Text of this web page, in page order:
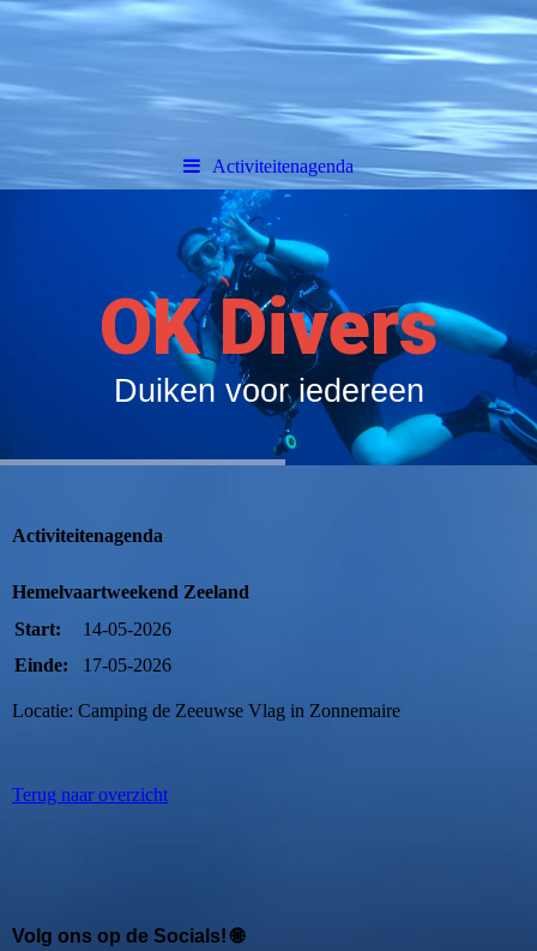
Activiteitenagenda
OK Divers
Duiken voor iedereen
Activiteitenagenda
Hemelvaartweekend Zeeland
Start:
14-05-2026
Einde:
17-05-2026
Locatie: Camping de Zeeuwse Vlag in Zonnemaire
Terug naar overzicht
Volg ons op de Socials! 🌐